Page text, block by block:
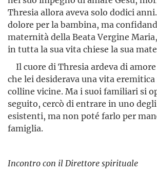
Thresia allora aveva solo dodici
dolore per la bambina, ma
maternità della Beata Vergine
in tutta la sua vita chiese la sua
Il cuore di Thresia ardeva di
che lei desiderava una vita
colline vicine. Ma i suoi familiari si
seguito, cercò di entrare in uno
esistenti, ma non poté farlo per
famiglia.
Incontro con il Direttore spirituale